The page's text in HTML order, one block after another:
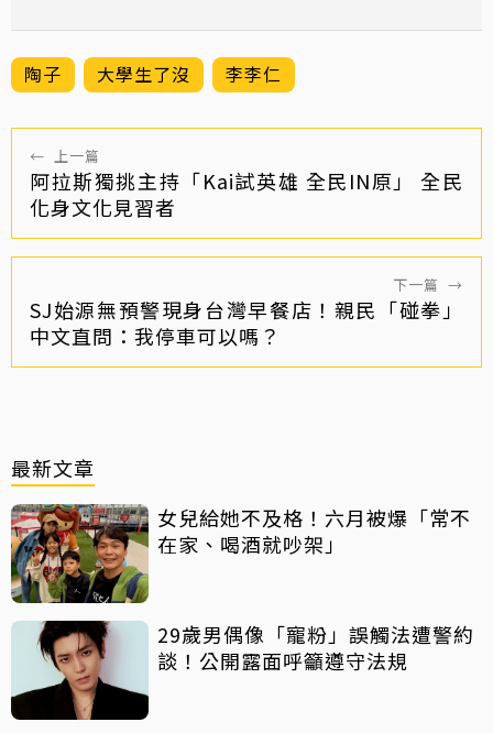
陶子 大學生了沒 李李仁
← 上一篇
阿拉斯獨挑主持「Kai試英雄 全民IN原」 全民
化身文化見習者
下一篇 →
SJ始源無預警現身台灣早餐店！親民「碰拳」
中文直問：我停車可以嗎？
最新文章
女兒給她不及格！六月被爆「常不
在家、喝酒就吵架」
29歲男偶像「寵粉」誤觸法遭警約
談！公開露面呼籲遵守法規